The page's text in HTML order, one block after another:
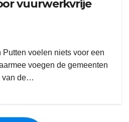
vuurwerkvrije
voelen niets voor een
voegen de gemeenten
van de…